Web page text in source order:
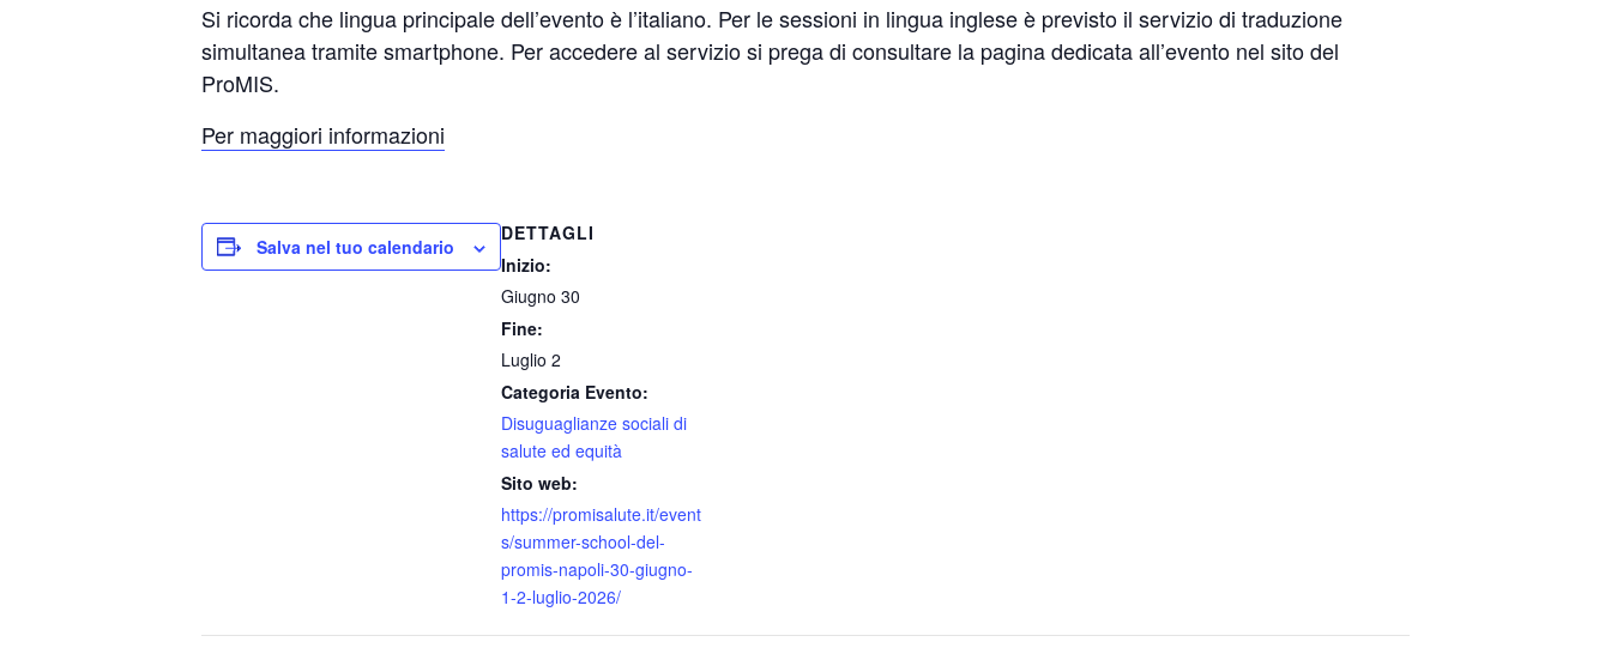
Si ricorda che lingua principale dell’evento è l’italiano. Per le sessioni in lingua inglese è previsto il servizio di traduzione
simultanea tramite smartphone. Per accedere al servizio si prega di consultare la pagina dedicata all’evento nel sito del
ProMIS.
Per maggiori informazioni
Salva nel tuo calendario
DETTAGLI
Inizio:
Giugno 30
Fine:
Luglio 2
Categoria Evento:
Disuguaglianze sociali di
salute ed equità
Sito web:
https://promisalute.it/event
s/summer-school-del-
promis-napoli-30-giugno-
1-2-luglio-2026/